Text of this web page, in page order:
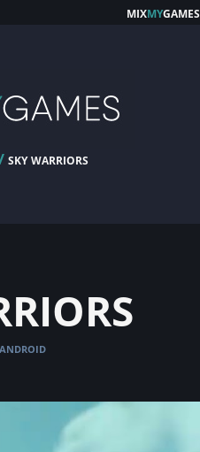
mixmygames
sky warriors
android